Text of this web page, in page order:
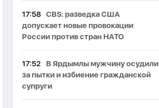
17:58 CBS: разведка США
допускает новые провокации
России против стран НАТО
17:52
В Ярдымлы мужчину осудили
за пытки и избиение гражданской
супруги